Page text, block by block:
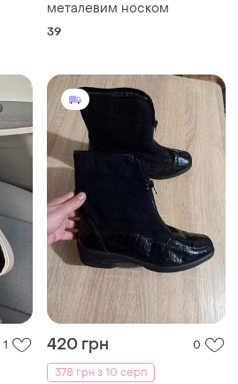
металевим носком
39
1 420 грн
0
378 грн з 10 серп